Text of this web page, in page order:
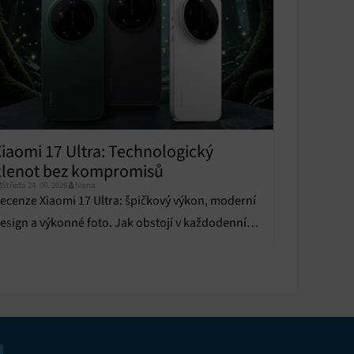
aktivní
17 Ultra: Technologický
bez kompromisů
Středa 24. 06. 2026 Ivana
Xiaomi 17 Ultra: špičkový výkon, moderní
a výkonné foto. Jak obstojí v každodenním